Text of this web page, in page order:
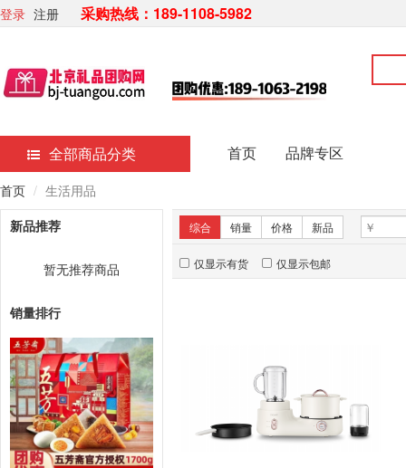
登录 注册 采购热线：189-1108-5982
全部商品分类 首页 品牌专区
首页
生活用品
新品推荐
暂无推荐商品
销量排行
综合 销量 价格 新品
仅显示有货 仅显示包邮